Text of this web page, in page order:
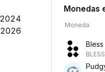
Monedas
Moneda
Bless
BLESS